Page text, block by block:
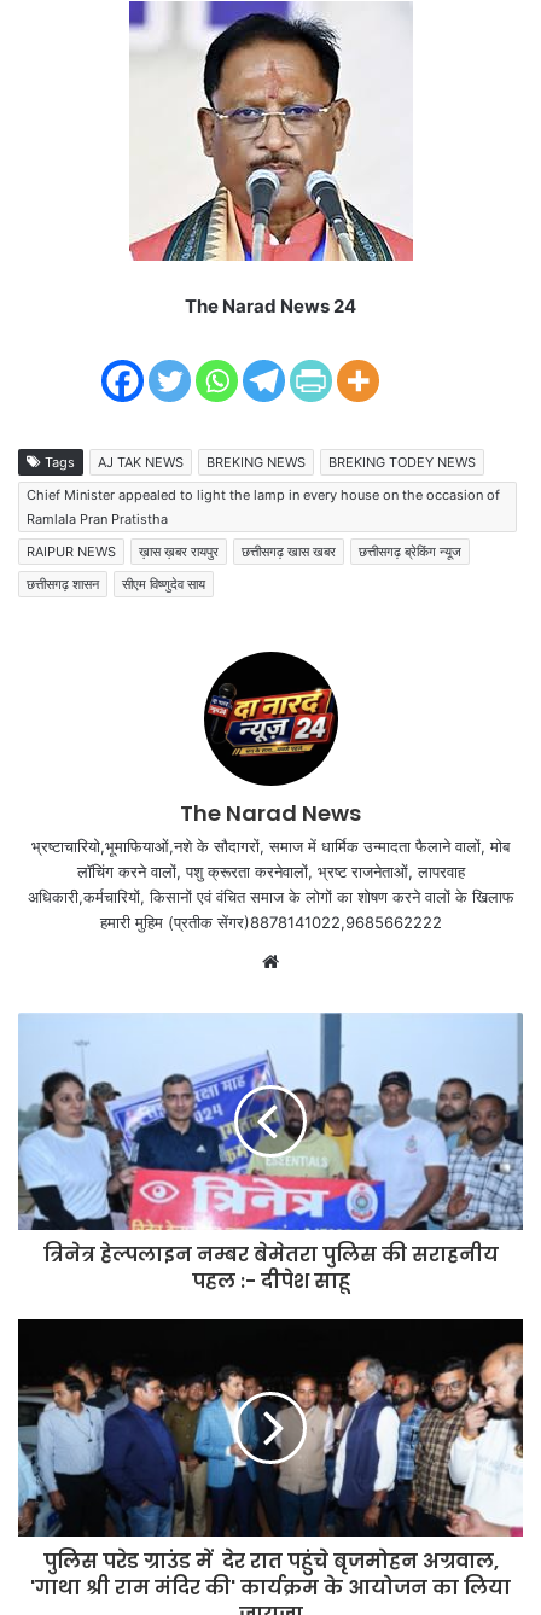
The Narad News 24
Tags AJ TAK NEWS BREKING NEWS
BREKING TODEY NEWS
Chief Minister appealed to light the lamp in every house on the occasion of
Ramlala Pran Pratistha
RAIPUR NEWS
ख़ास ख़बर रायपुर छत्तीसगढ़ खास खबर
छत्तीसगढ़ ब्रेकिंग न्यूज
छत्तीसगढ़ शासन
सीएम विष्णुदेव साय
The Narad News
भ्रष्टाचारियो,भूमाफियाओं,नशे के सौदागरों, समाज में धार्मिक उन्मादता फैलाने वालों, मोब
लॉचिंग करने वालों, पशु क्रूरता करनेवालों, भ्रष्ट राजनेताओं, लापरवाह
अधिकारी,कर्मचारियों, किसानों एवं वंचित समाज के लोगों का शोषण करने वालों के खिलाफ
हमारी मुहिम (प्रतीक सेंगर)8878141022,9685662222
Website
त्रिनेत्र हेल्पलाइन नम्बर बेमेतरा पुलिस की सराहनीय
पहल :- दीपेश साहू
पुलिस परेड ग्राउंड में देर रात पहुंचे बृजमोहन अग्रवाल,
'गाथा श्री राम मंदिर की' कार्यक्रम के आयोजन का लिया